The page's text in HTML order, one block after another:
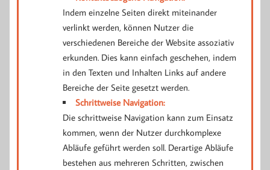
Indem einzelne Seiten direkt miteinander
verlinkt werden, können Nutzer die
verschiedenen Bereiche der Website assoziativ
erkunden. Dies kann einfach geschehen, indem
in den Texten und Inhalten Links auf andere
Bereiche der Seite gesetzt werden.
Schrittweise Navigation:
Die schrittweise Navigation kann zum Einsatz
kommen, wenn der Nutzer durchkomplexe
Abläufe geführt werden soll. Derartige Abläufe
bestehen aus mehreren Schritten, zwischen